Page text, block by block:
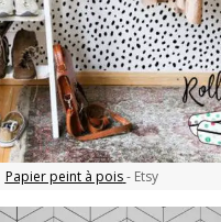
Papier peint à pois - Etsy